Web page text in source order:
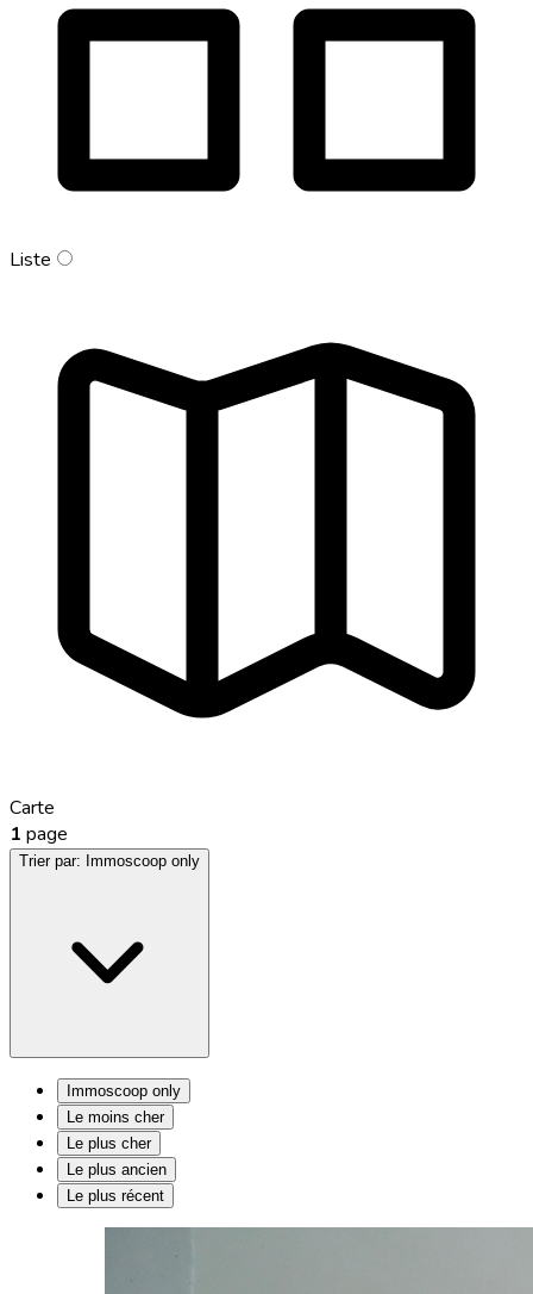
Liste
Carte
1 page
Trier par: Immoscoop only
Immoscoop only
Le moins cher
Le plus cher
Le plus ancien
Le plus récent